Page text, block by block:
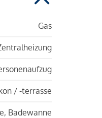
Gas
/ -terrasse
Badewanne